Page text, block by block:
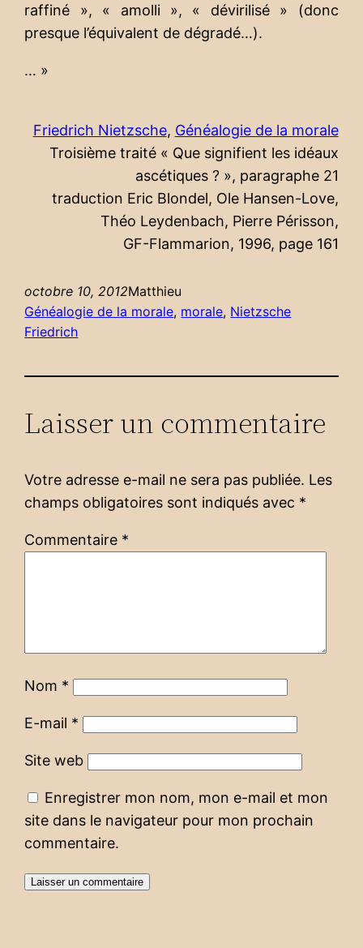
raffiné », « amolli », « dévirilisé » (donc
presque l’équivalent de dégradé…).
… »
Friedrich Nietzsche, Généalogie de la morale
Troisième traité « Que signifient les idéaux
ascétiques ? », paragraphe 21
traduction Eric Blondel, Ole Hansen-Love,
Théo Leydenbach, Pierre Périsson,
GF-Flammarion, 1996, page 161
octobre 10, 2012Matthieu
Généalogie de la morale, morale, Nietzsche
Friedrich
Laisser un commentaire
Votre adresse e-mail ne sera pas publiée. Les
champs obligatoires sont indiqués avec *
Commentaire *
Nom *
E-mail *
Site web
Enregistrer mon nom, mon e-mail et mon
site dans le navigateur pour mon prochain
commentaire.